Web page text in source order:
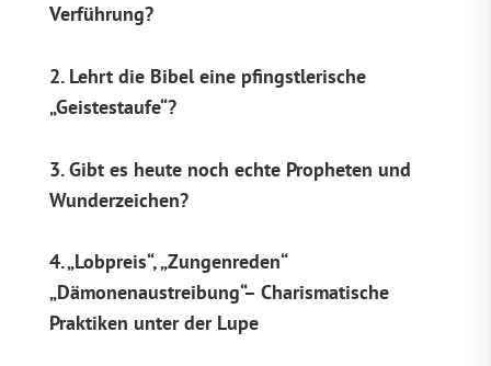
Verführung?
2. Lehrt die Bibel eine pfingstlerische
„Geistestaufe“?
3. Gibt es heute noch echte Propheten und
Wunderzeichen?
4. „Lobpreis“, „Zungenreden“
„Dämonenaustreibung“– Charismatische
Praktiken unter der Lupe